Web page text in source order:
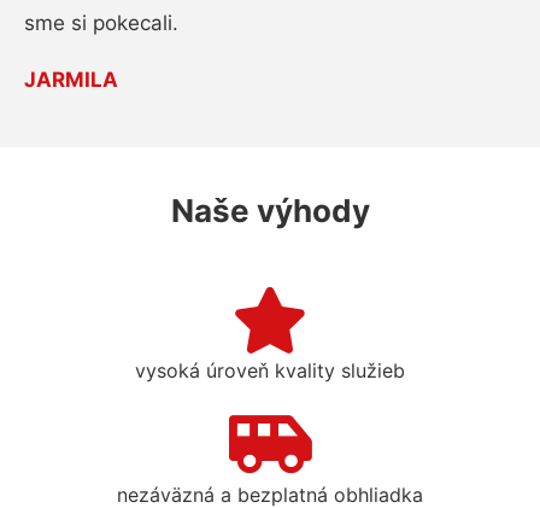
sme si pokecali.
JARMILA
Naše výhody
vysoká úroveň kvality služieb
nezáväzná a bezplatná obhliadka